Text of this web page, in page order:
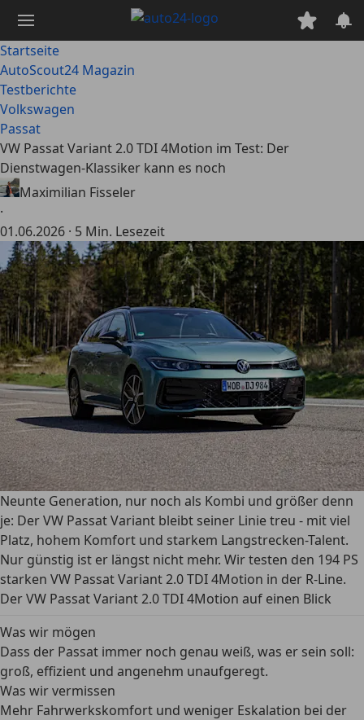
Hauptinhalt
springen
Startseite
AutoScout24 Magazin
Testberichte
Volkswagen
Passat
VW Passat Variant 2.0 TDI 4Motion im Test: Der
Dienstwagen-Klassiker kann es noch
Maximilian Fisseler
·
01.06.2026 · 5 Min. Lesezeit
Neunte Generation, nur noch als Kombi und größer denn
je: Der VW Passat Variant bleibt seiner Linie treu - mit viel
Platz, hohem Komfort und starkem Langstrecken-Talent.
Nur günstig ist er längst nicht mehr. Wir testen den 194 PS
starken VW Passat Variant 2.0 TDI 4Motion in der R-Line.
Der VW Passat Variant 2.0 TDI 4Motion auf einen Blick
Was wir mögen
Dass der Passat immer noch genau weiß, was er sein soll:
groß, effizient und angenehm unaufgeregt.
Was wir vermissen
Mehr Fahrwerkskomfort und weniger Eskalation bei der